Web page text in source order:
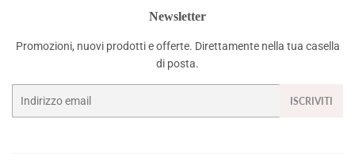
Newsletter
Promozioni, nuovi prodotti e offerte. Direttamente nella tua casella
di posta.
ISCRIVITI